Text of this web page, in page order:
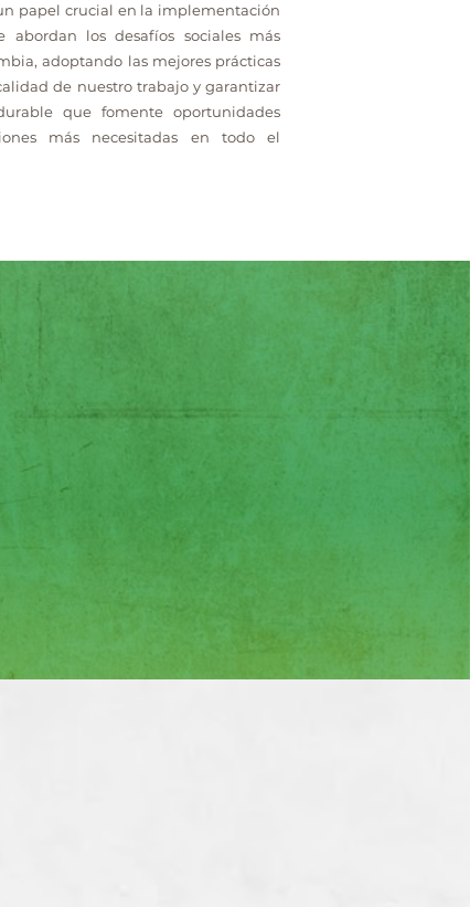
papel crucial en la implementación
abordan los desafíos sociales más
adoptando las mejores prácticas
de nuestro trabajo y garantizar
que fomente oportunidades
más necesitadas en todo el
diseño participativo y
co-creamos soluciones
para garantizar que
con organizaciones
sostenibilidad. Estas